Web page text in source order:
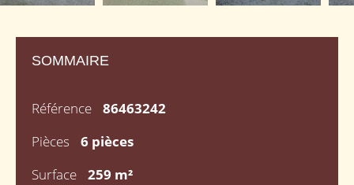
SOMMAIRE
Référence
86463242
Pièces
6 pièces
Surface
259 m²